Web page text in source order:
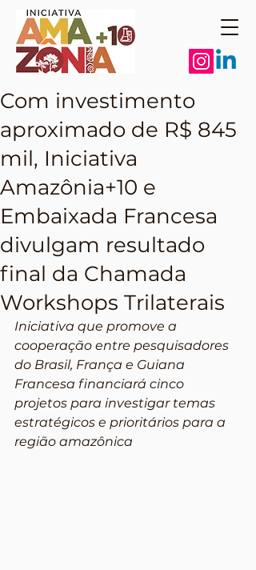
Com investimento
aproximado de R$ 845
mil, Iniciativa
Amazônia+10 e
Embaixada Francesa
divulgam resultado
final da Chamada
Workshops Trilaterais
Iniciativa que promove a
cooperação entre pesquisadores
do Brasil, França e Guiana
Francesa financiará cinco
projetos para investigar temas
estratégicos e prioritários para a
região amazônica